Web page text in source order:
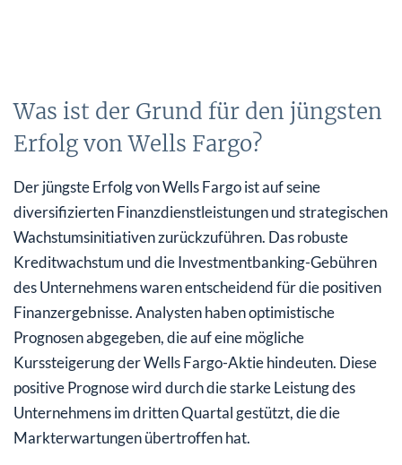
Was ist der Grund für den jüngsten
Erfolg von Wells Fargo?
Der jüngste Erfolg von Wells Fargo ist auf seine
diversifizierten Finanzdienstleistungen und strategischen
Wachstumsinitiativen zurückzuführen. Das robuste
Kreditwachstum und die Investmentbanking-Gebühren
des Unternehmens waren entscheidend für die positiven
Finanzergebnisse. Analysten haben optimistische
Prognosen abgegeben, die auf eine mögliche
Kurssteigerung der Wells Fargo-Aktie hindeuten. Diese
positive Prognose wird durch die starke Leistung des
Unternehmens im dritten Quartal gestützt, die die
Markterwartungen übertroffen hat.